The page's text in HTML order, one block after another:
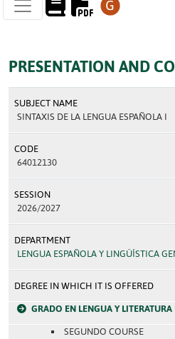
PRESENTATION AND
SUBJECT NAME
SINTAXIS DE LA LENGUA ESPAÑOLA I
CODE
64012130
SESSION
2026/2027
DEPARTMENT
LENGUA ESPAÑOLA Y LINGÜÍSTICA
DEGREE IN WHICH IT IS OFFERED
GRADO EN LENGUA Y LITERATURA
SEGUNDO COURSE